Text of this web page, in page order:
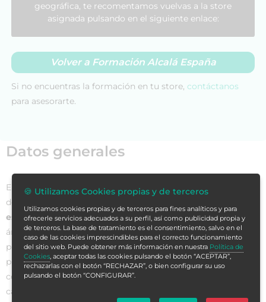
Datos generales
El profesional que trabaja en el ámbito del Sistema Nacional
de Salud debe tener presente
este sistema, así como la coordinación y distribución en
áreas, funciones y competencias, deberes y derechos del
profesional y del usuario, indicadores de calidad,
planificación y ordenación del personal y otros aspectos
como la documentación clínica o la protección de datos de
carácter personal.
geográfica, te recomentamos vuelvas a la store
asignada pulsando en el siguiente enlace:
Volver a Formación Alcalá España
Si no encuentras la formación en tu store, contáctanos
para asesorarte.
🍪 Utilizamos Cookies propias y de terceros
Utilizamos cookies propias y de terceros para fines analíticos y para
ofrecerle servicios adecuados a su perfil, así como publicidad propia y
de terceros. La base de tratamiento es el consentimiento, salvo en el
caso de las cookies imprescindibles para el correcto funcionamiento
del sitio web. Puede obtener más información en nuestra Política de
Cookies, aceptar todas las cookies pulsando el botón “ACEPTAR”,
rechazarlas con el botón “RECHAZAR”, o bien configurar su uso
pulsando el botón “CONFIGURAR”.